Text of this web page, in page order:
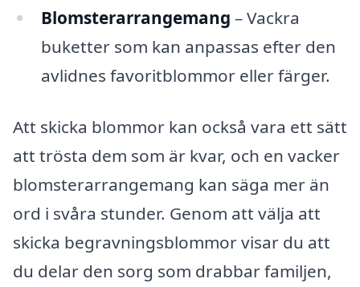
Blomsterarrangemang – Vackra
buketter som kan anpassas efter den
avlidnes favoritblommor eller färger.
Att skicka blommor kan också vara ett sätt
att trösta dem som är kvar, och en vacker
blomsterarrangemang kan säga mer än
ord i svåra stunder. Genom att välja att
skicka begravningsblommor visar du att
du delar den sorg som drabbar familjen,